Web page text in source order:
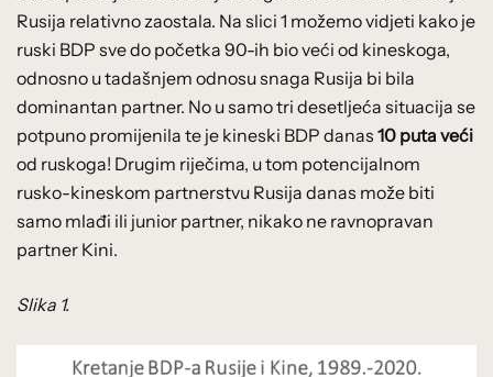
Rusija relativno zaostala. Na slici 1 možemo vidjeti kako je
ruski BDP sve do početka 90-ih bio veći od kineskoga,
odnosno u tadašnjem odnosu snaga Rusija bi bila
dominantan partner. No u samo tri desetljeća situacija se
potpuno promijenila te je kineski BDP danas 10 puta veći
od ruskoga! Drugim riječima, u tom potencijalnom
rusko-kineskom partnerstvu Rusija danas može biti
samo mlađi ili junior partner, nikako ne ravnopravan
partner Kini.
Slika 1.